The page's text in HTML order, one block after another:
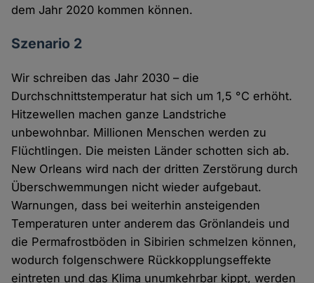
dem Jahr 2020 kommen können.
Szenario 2
Wir schreiben das Jahr 2030 – die
Durchschnittstemperatur hat sich um 1,5 °C erhöht.
Hitzewellen machen ganze Landstriche
unbewohnbar. Millionen Menschen werden zu
Flüchtlingen. Die meisten Länder schotten sich ab.
New Orleans wird nach der dritten Zerstörung durch
Überschwemmungen nicht wieder aufgebaut.
Warnungen, dass bei weiterhin ansteigenden
Temperaturen unter anderem das Grönlandeis und
die Permafrostböden in Sibirien schmelzen können,
wodurch folgenschwere Rückkopplungseffekte
eintreten und das Klima unumkehrbar kippt, werden